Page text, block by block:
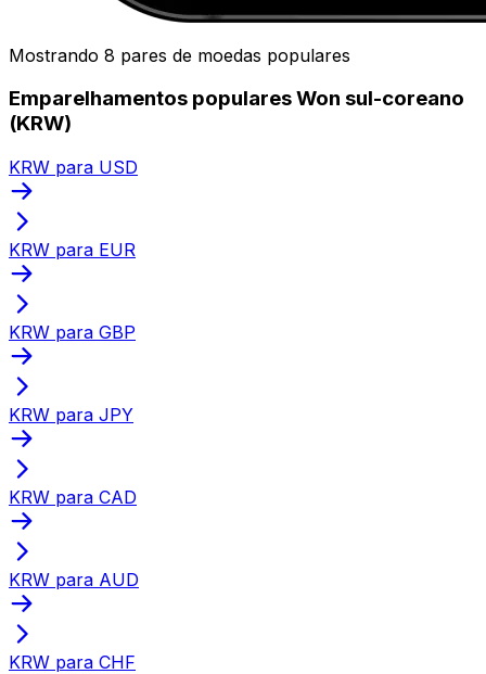
Mostrando 8 pares de moedas populares
Emparelhamentos populares Won sul-coreano
(KRW)
KRW para USD
KRW para EUR
KRW para GBP
KRW para JPY
KRW para CAD
KRW para AUD
KRW para CHF